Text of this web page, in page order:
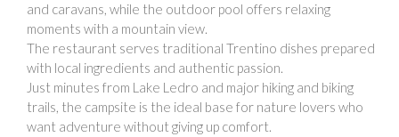
and caravans, while the outdoor pool offers relaxing
moments with a mountain view.
The restaurant serves traditional Trentino dishes prepared
with local ingredients and authentic passion.
Just minutes from Lake Ledro and major hiking and biking
trails, the campsite is the ideal base for nature lovers who
want adventure without giving up comfort.